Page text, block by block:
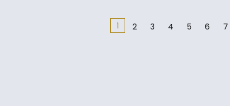
1 2 3 4 5 6 7